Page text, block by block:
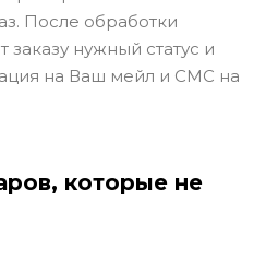
После обработки
нужный статус и
на Ваш мейл и СМС на
которые не